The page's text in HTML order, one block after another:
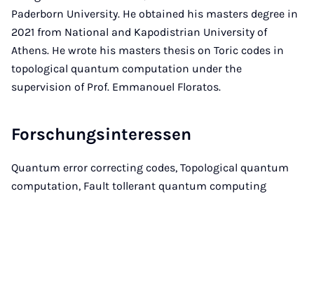
Paderborn University. He obtained his masters degree in
2021 from National and Kapodistrian University of
Athens. He wrote his masters thesis on Toric codes in
topological quantum computation under the
supervision of Prof. Emmanouel Floratos.
Forschungsinteressen
Quantum error correcting codes, Topological quantum
computation, Fault tollerant quantum computing